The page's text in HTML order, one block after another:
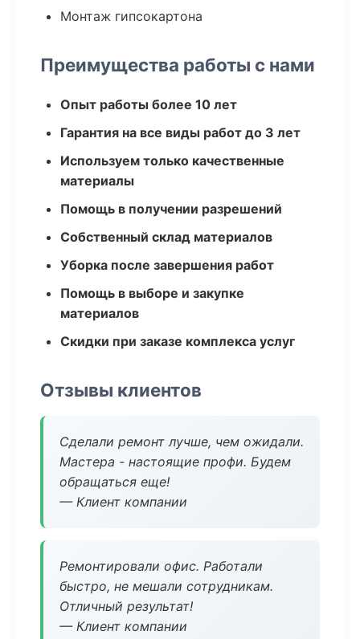
Монтаж гипсокартона
Преимущества работы с нами
Опыт работы более 10 лет
Гарантия на все виды работ до 3 лет
Используем только качественные
материалы
Помощь в получении разрешений
Собственный склад материалов
Уборка после завершения работ
Помощь в выборе и закупке
материалов
Скидки при заказе комплекса услуг
Отзывы клиентов
Сделали ремонт лучше, чем ожидали.
Мастера - настоящие профи. Будем
обращаться еще!
— Клиент компании
Ремонтировали офис. Работали
быстро, не мешали сотрудникам.
Отличный результат!
— Клиент компании